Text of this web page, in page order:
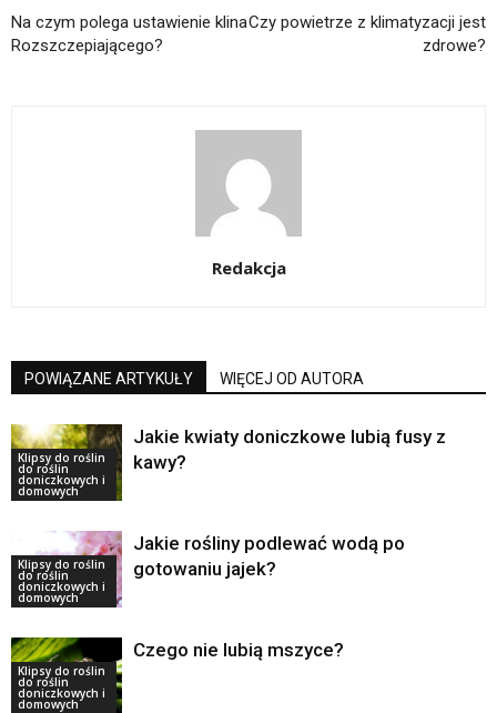
Na czym polega ustawienie klina
Rozszczepiającego?
Czy powietrze z klimatyzacji jest
zdrowe?
Redakcja
POWIĄZANE ARTYKUŁY WIĘCEJ OD AUTORA
Klipsy do roślin
do roślin
doniczkowych i
domowych
Jakie kwiaty doniczkowe lubią fusy z
kawy?
Klipsy do roślin
do roślin
doniczkowych i
domowych
Jakie rośliny podlewać wodą po
gotowaniu jajek?
Klipsy do roślin
do roślin
doniczkowych i
domowych
Czego nie lubią mszyce?